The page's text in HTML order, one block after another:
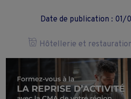
Date de publication : 01/
Hôtellerie et